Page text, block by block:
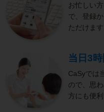
お忙しい
で、登録
ただけます
当日3
CaSyでは
ので、思
方にも便利